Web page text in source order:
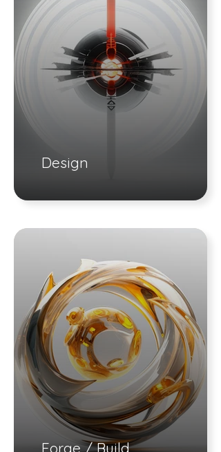
Design
Forge / Build